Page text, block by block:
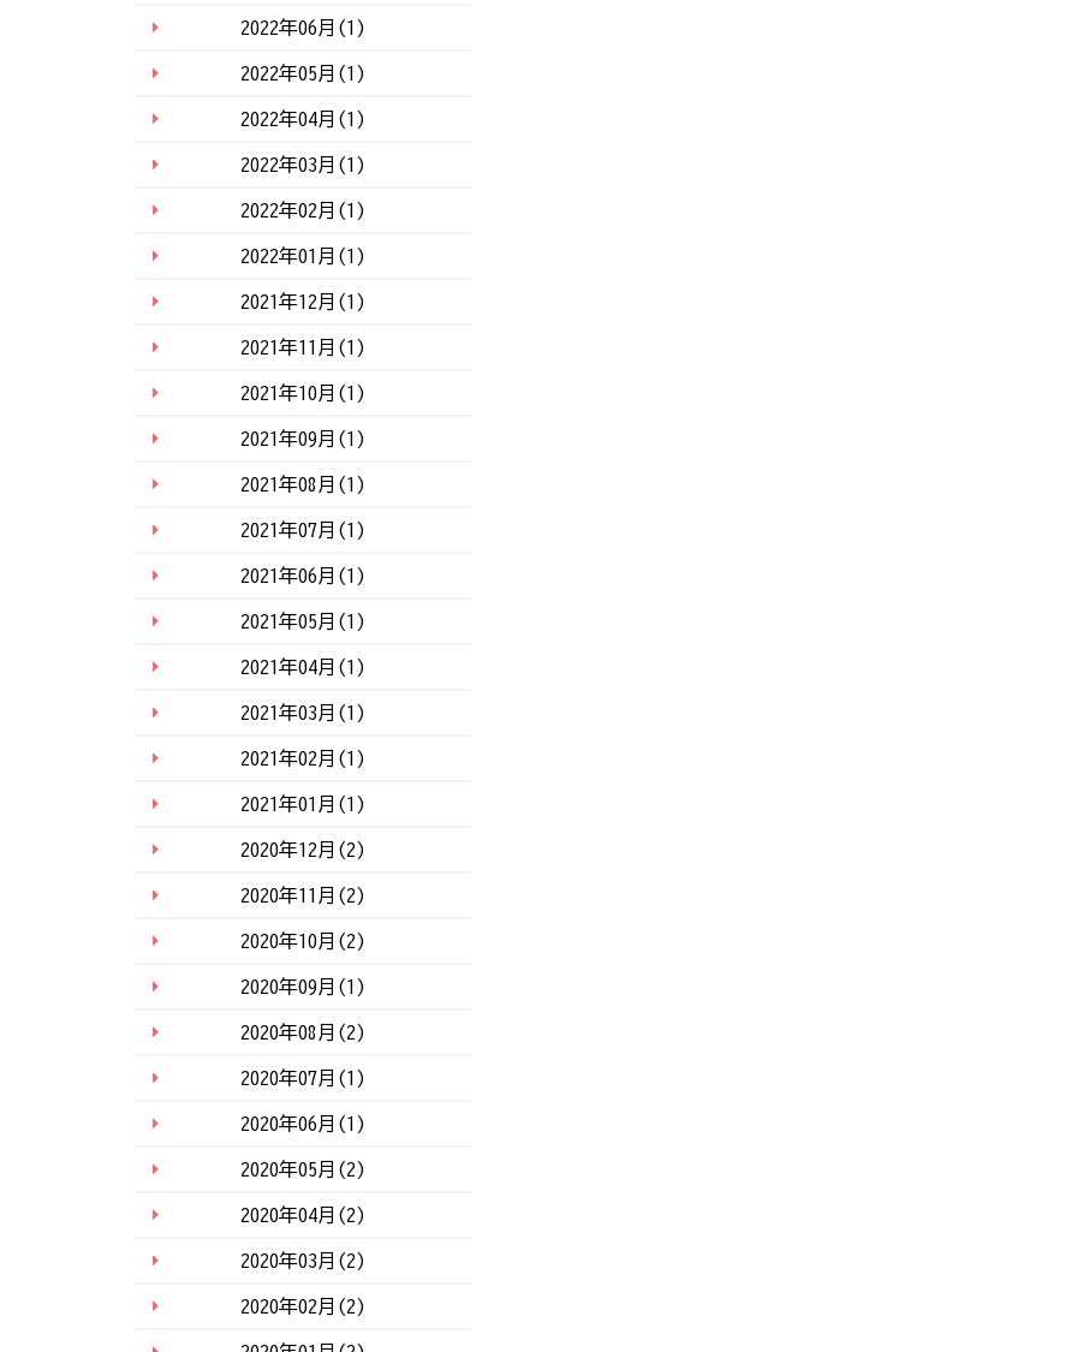
2022年06月(1)
2022年05月(1)
2022年04月(1)
2022年03月(1)
2022年02月(1)
2022年01月(1)
2021年12月(1)
2021年11月(1)
2021年10月(1)
2021年09月(1)
2021年08月(1)
2021年07月(1)
2021年06月(1)
2021年05月(1)
2021年04月(1)
2021年03月(1)
2021年02月(1)
2021年01月(1)
2020年12月(2)
2020年11月(2)
2020年10月(2)
2020年09月(1)
2020年08月(2)
2020年07月(1)
2020年06月(1)
2020年05月(2)
2020年04月(2)
2020年03月(2)
2020年02月(2)